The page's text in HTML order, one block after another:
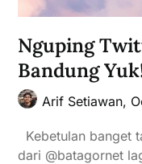
Nguping
Bandung
Arif Setiawan,
Kebetulan banget
dari @batagornet